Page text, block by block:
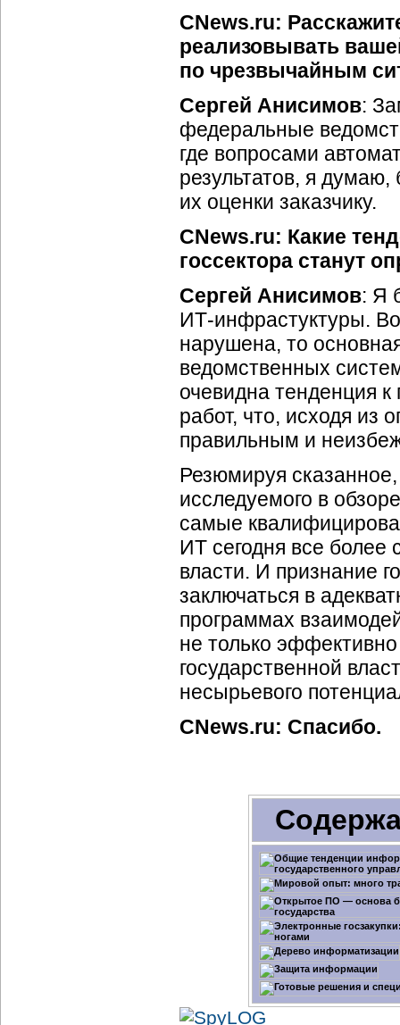
CNews.ru:
реализовывать
по чрезвычайным
Сергей Анисимов:
федеральные
где вопросами
результатов, я
их оценки заказчику.
CNews.ru: Какие
госсектора станут
Сергей Анисимов: Я
ИТ-инфрастуктуры.
нарушена, то
ведомственных
очевидна тенденция
работ, что, исходя из
правильным и
Резюмируя
исследуемого в
самые
ИТ сегодня все более
власти. И признание
заключаться в
программах
не только
государственной
несырьевого
CNews.ru: Спасибо.